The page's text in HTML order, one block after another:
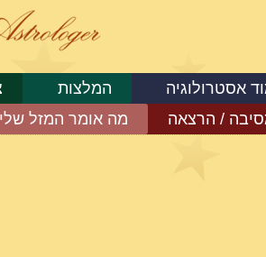
אסטרולוגיה המלצות
/ הרצאה מה אומר המזל שלי